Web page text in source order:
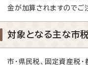
金が加算されますのでご
対象となる主な市
市・県民税、固定資産税